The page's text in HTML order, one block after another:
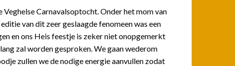
Carnavalsoptocht. Onder het mom van
van dit zeer geslaagde fenomeen was een
en ons Heis feestje is zeker niet onopgemerkt
zal worden gesproken. We gaan wederom
zullen we de nodige energie aanvullen zodat